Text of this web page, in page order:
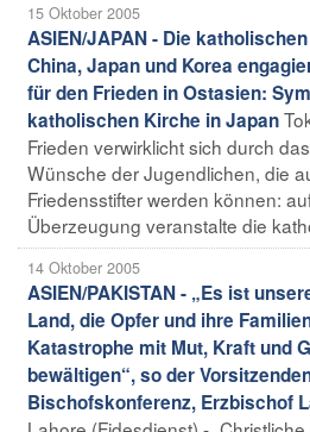
15 Oktober 2005
ASIEN/JAPAN - Die
China, Japan und Korea
für den Frieden in Ostasien:
katholischen Kirche in Japan
Frieden verwirklicht sich durch
Wünsche der Jugendlichen, die
Friedensstifter werden können:
Überzeugung veranstalte die
14 Oktober 2005
ASIEN/PAKISTAN - „Es ist
Land, die Opfer und ihre
Katastrophe mit Mut, Kraft und
bewältigen“, so der
Bischofskonferenz, Erzbischof